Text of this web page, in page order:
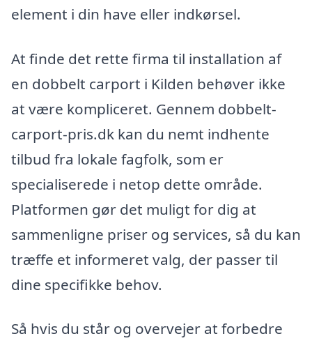
element i din have eller indkørsel.
At finde det rette firma til installation af
en dobbelt carport i Kilden behøver ikke
at være kompliceret. Gennem dobbelt-
carport-pris.dk kan du nemt indhente
tilbud fra lokale fagfolk, som er
specialiserede i netop dette område.
Platformen gør det muligt for dig at
sammenligne priser og services, så du kan
træffe et informeret valg, der passer til
dine specifikke behov.
Så hvis du står og overvejer at forbedre